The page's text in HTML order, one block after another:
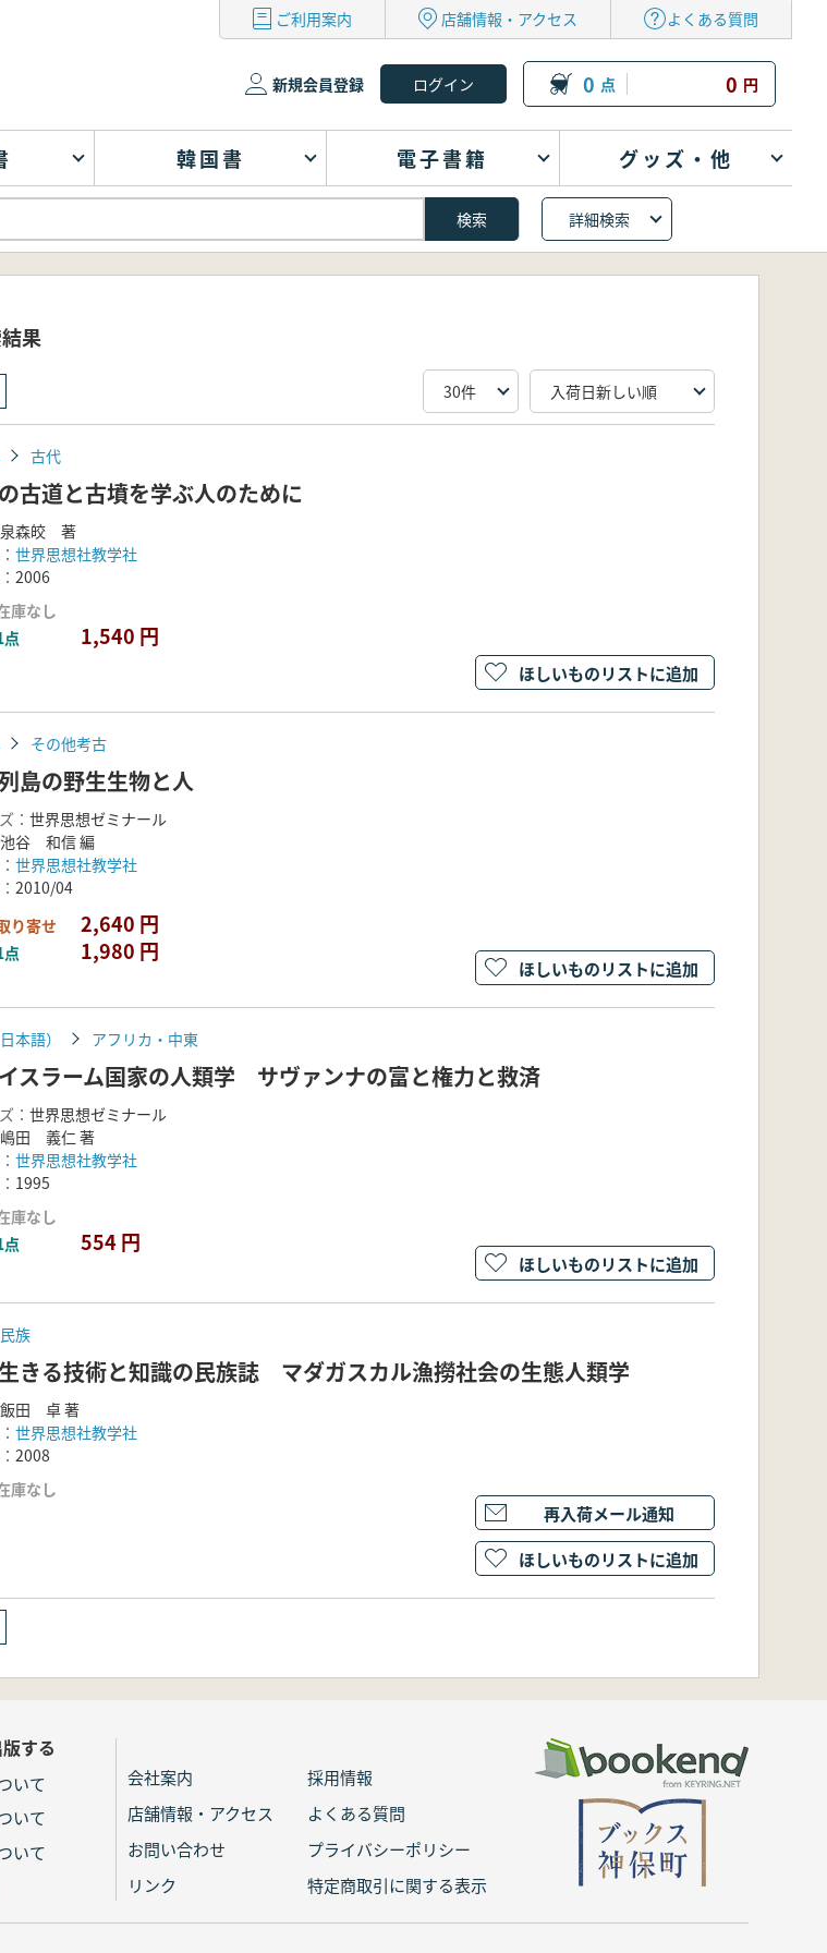
ご利用案内 店舗情報・アクセス よくある質問
新規会員登録 0 点 0 円
韓国書 電子書籍 グッズ・他
詳細検索
果
古代
古道と古墳を学ぶ人のために
泉森皎 著
世界思想社教学社
2006
庫なし
点 1,540 円
ほしいものリストに追加
その他考古
島の野生生物と人
： 世界思想ゼミナール
池谷 和信 編
世界思想社教学社
2010/04
り寄せ 2,640 円
点 1,980 円
ほしいものリストに追加
本語） アフリカ・中東
スラーム国家の人類学 サヴァンナの富と権力と救済
： 世界思想ゼミナール
嶋田 義仁 著
世界思想社教学社
1995
庫なし
点 554 円
ほしいものリストに追加
族
きる技術と知識の民族誌 マダガスカル漁撈社会の生態人類学
飯田 卓 著
世界思想社教学社
2008
庫なし
再入荷メール通知
ほしいものリストに追加
する
いて
いて
いて
会社案内
採用情報
店舗情報・アクセス
よくある質問
お問い合わせ
プライバシーポリシー
リンク
特定商取引に関する表示